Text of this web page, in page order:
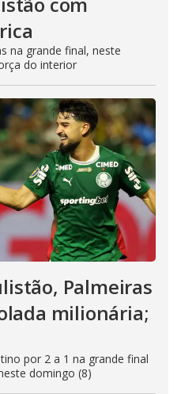
na grande final, neste
do interior
Palmeiras
milionária;
por 2 a 1 na grande final
domingo (8)